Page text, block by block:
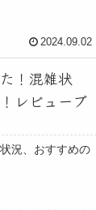
2024.09.02
！混雑状
レビューブ
況、おすすめの